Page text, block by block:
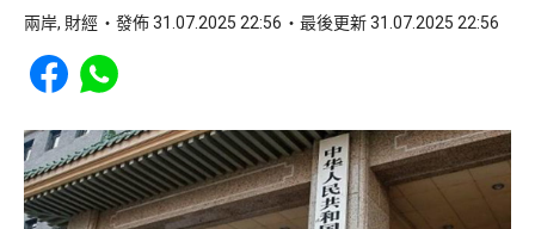
兩岸, 財經 發佈 31.07.2025 22:56 最後更新 31.07.2025 22:56
Share to Facebook
Share to WhatsApp